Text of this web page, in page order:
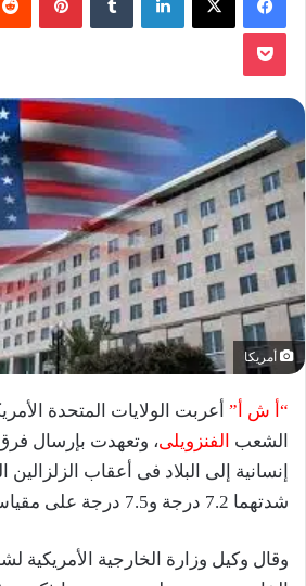
أمريكا
“أ ش أ” أعربت الولايات المتحدة
الشعب الفنزويلى، وتعهدت بإرسال
إنسانية إلى البلاد فى أعقاب الزلزالين
شدتهما 7.2 درجة و7.5 درجة على مقياس ريختر.
وقال وكيل وزارة الخارجية الأمريكية